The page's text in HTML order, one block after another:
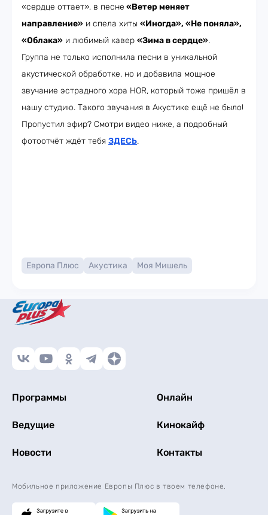
«сердце оттает», в песне «Ветер меняет
направление» и спела хиты «Иногда», «Не поняла»,
«Облака» и любимый кавер «Зима в сердце».
Группа не только исполнила песни в уникальной
акустической обработке, но и добавила мощное
звучание эстрадного хора HOR, который тоже пришёл в
нашу студию. Такого звучания в Акустике ещё не было!
Пропустил эфир? Смотри видео ниже, а подробный
фотоотчёт ждёт тебя ЗДЕСЬ.
Европа Плюс Акустика Моя Мишель
Программы Онлайн
Ведущие Кинокайф
Новости Контакты
Мобильное приложение Европы Плюс в твоем телефоне.